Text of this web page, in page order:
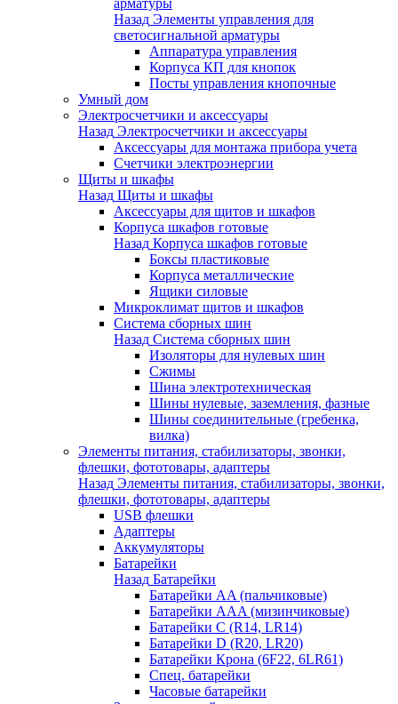
арматуры
Назад Элементы управления для
светосигнальной арматуры
Аппаратура управления
Корпуса КП для кнопок
Посты управления кнопочные
Умный дом
Электросчетчики и аксессуары
Назад Электросчетчики и аксессуары
Аксессуары для монтажа прибора учета
Счетчики электроэнергии
Щиты и шкафы
Назад Щиты и шкафы
Аксессуары для щитов и шкафов
Корпуса шкафов готовые
Назад Корпуса шкафов готовые
Боксы пластиковые
Корпуса металлические
Ящики силовые
Микроклимат щитов и шкафов
Система сборных шин
Назад Система сборных шин
Изоляторы для нулевых шин
Сжимы
Шина электротехническая
Шины нулевые, заземления, фазные
Шины соединительные (гребенка,
вилка)
Элементы питания, стабилизаторы, звонки,
флешки, фототовары, адаптеры
Назад Элементы питания, стабилизаторы, звонки,
флешки, фототовары, адаптеры
USB флешки
Адаптеры
Аккумуляторы
Батарейки
Назад Батарейки
Батарейки AA (пальчиковые)
Батарейки AAA (мизинчиковые)
Батарейки C (R14, LR14)
Батарейки D (R20, LR20)
Батарейки Крона (6F22, 6LR61)
Спец. батарейки
Часовые батарейки